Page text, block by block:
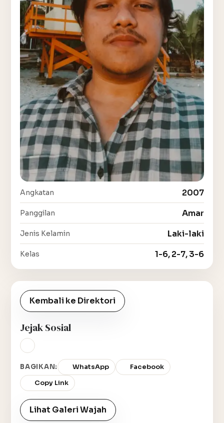
Angkatan 2007
Panggilan Amar
Jenis Kelamin Laki-laki
Kelas 1-6, 2-7, 3-6
Kembali ke Direktori
Jejak Sosial
BAGIKAN: WhatsApp
Facebook
Copy Link
Lihat Galeri Wajah